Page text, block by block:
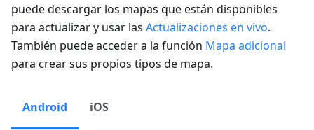
puede descargar los mapas que están disponibles
para actualizar y usar las Actualizaciones en vivo.
También puede acceder a la función Mapa adicional
para crear sus propios tipos de mapa.
Android iOS